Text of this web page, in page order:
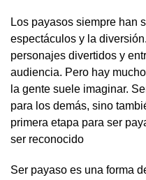
Los payasos siempre han
espectáculos y la
personajes divertidos y
audiencia. Pero hay
la gente suele imaginar.
para los demás, sino
primera etapa para ser
ser reconocido
Ser payaso es una forma